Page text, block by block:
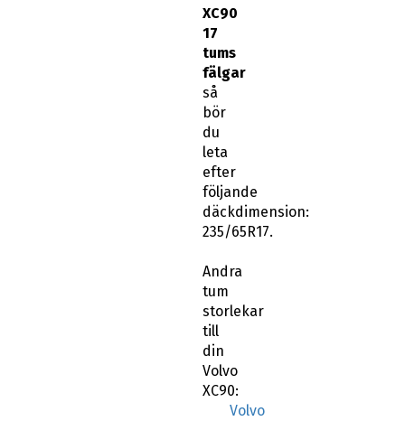
XC90
17
tums
fälgar
så
bör
du
leta
efter
följande
däckdimension:
235/65R17.
Andra
tum
storlekar
till
din
Volvo
XC90:
Volvo